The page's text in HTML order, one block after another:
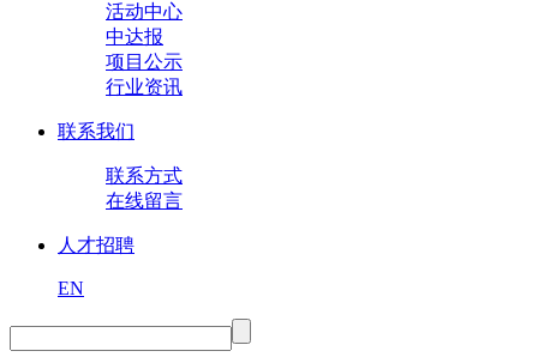
活动中心
中达报
项目公示
行业资讯
联系我们
联系方式
在线留言
人才招聘
EN